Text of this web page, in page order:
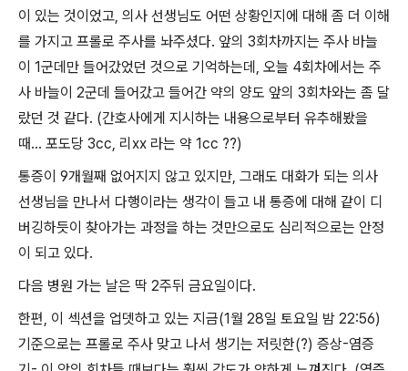
이 있는 것이었고, 의사 선생님도 어떤 상황인지에 대해 좀 더 이해
를 가지고 프롤로 주사를 놔주셨다. 앞의 3회차까지는 주사 바늘
이 1군데만 들어갔었던 것으로 기억하는데, 오늘 4회차에서는 주
사 바늘이 2군데 들어갔고 들어간 약의 양도 앞의 3회차와는 좀 달
랐던 것 같다. (간호사에게 지시하는 내용으로부터 유추해봤을
때... 포도당 3cc, 리xx 라는 약 1cc ??)
통증이 9개월째 없어지지 않고 있지만, 그래도 대화가 되는 의사
선생님을 만나서 다행이라는 생각이 들고 내 통증에 대해 같이 디
버깅하듯이 찾아가는 과정을 하는 것만으로도 심리적으로는 안정
이 되고 있다.
다음 병원 가는 날은 딱 2주뒤 금요일이다.
한편, 이 섹션을 업뎃하고 있는 지금(1월 28일 토요일 밤 22:56)
기준으로는 프롤로 주사 맞고 나서 생기는 저릿한(?) 증상-염증